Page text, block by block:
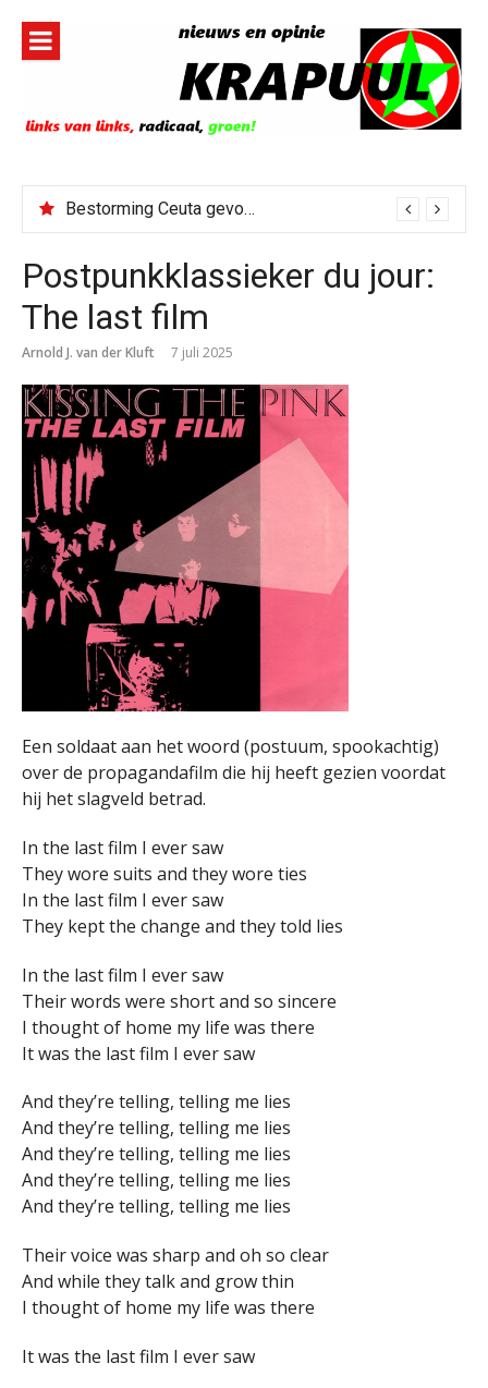
inhoud
Bestorming Ceuta gevolg van op sociale media verspreide hoax?
Postpunkklassieker du jour:
The last film
Arnold J. van der Kluft 7 juli 2025
Een soldaat aan het woord (postuum, spookachtig)
over de propagandafilm die hij heeft gezien voordat
hij het slagveld betrad.
In the last film I ever saw
They wore suits and they wore ties
In the last film I ever saw
They kept the change and they told lies
In the last film I ever saw
Their words were short and so sincere
I thought of home my life was there
It was the last film I ever saw
And they’re telling, telling me lies
And they’re telling, telling me lies
And they’re telling, telling me lies
And they’re telling, telling me lies
And they’re telling, telling me lies
Their voice was sharp and oh so clear
And while they talk and grow thin
I thought of home my life was there
It was the last film I ever saw